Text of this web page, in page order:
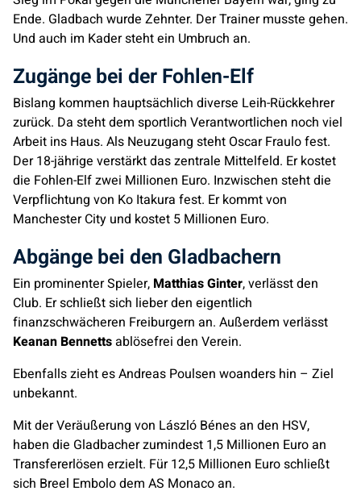
Ende. Gladbach wurde Zehnter. Der Trainer musste gehen.
Und auch im Kader steht ein Umbruch an.
Zugänge bei der Fohlen-Elf
Bislang kommen hauptsächlich diverse Leih-Rückkehrer
zurück. Da steht dem sportlich Verantwortlichen noch viel
Arbeit ins Haus. Als Neuzugang steht Oscar Fraulo fest.
Der 18-jährige verstärkt das zentrale Mittelfeld. Er kostet
die Fohlen-Elf zwei Millionen Euro. Inzwischen steht die
Verpflichtung von Ko Itakura fest. Er kommt von
Manchester City und kostet 5 Millionen Euro.
Abgänge bei den Gladbachern
Ein prominenter Spieler, Matthias Ginter, verlässt den
Club. Er schließt sich lieber den eigentlich
finanzschwächeren Freiburgern an. Außerdem verlässt
Keanan Bennettsablösefrei den Verein.
Ebenfalls zieht es Andreas Poulsen woanders hin – Ziel
unbekannt.
Mit der Veräußerung von László Bénes an den HSV,
haben die Gladbacher zumindest 1,5 Millionen Euro an
Transfererlösen erzielt. Für 12,5 Millionen Euro schließt
sich Breel Embolo dem AS Monaco an.